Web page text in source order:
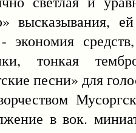
высказывания,
тонкая
песни» для
в вок.